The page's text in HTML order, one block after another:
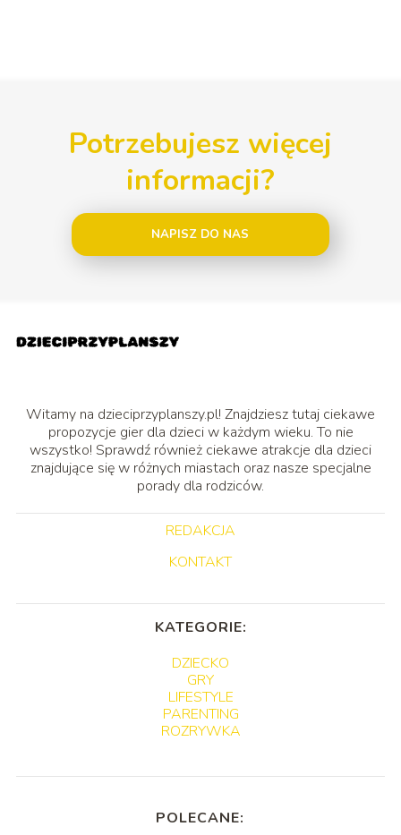
Potrzebujesz więcej
informacji?
NAPISZ DO NAS
Witamy na dzieciprzyplanszy.pl! Znajdziesz tutaj ciekawe
propozycje gier dla dzieci w każdym wieku. To nie
wszystko! Sprawdź również ciekawe atrakcje dla dzieci
znajdujące się w różnych miastach oraz nasze specjalne
porady dla rodziców.
REDAKCJA
KONTAKT
KATEGORIE:
DZIECKO
GRY
LIFESTYLE
PARENTING
ROZRYWKA
POLECANE: